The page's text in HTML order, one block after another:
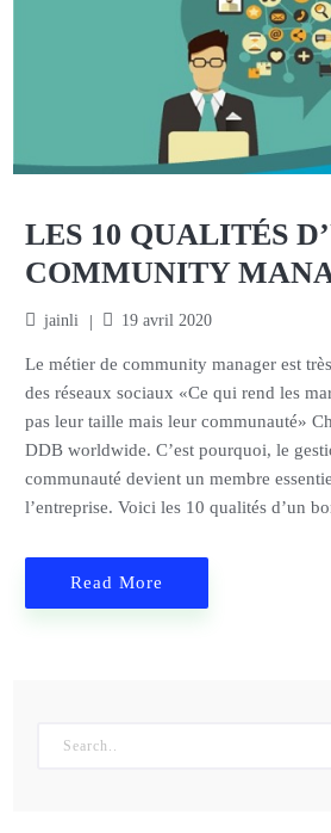
LES 10 QUALITÉS
COMMUNITY
jainli 19 avril 2020
Le métier de community manager est
des réseaux sociaux «Ce qui rend les
pas leur taille mais leur communauté»
DDB worldwide. C’est pourquoi, le
communauté devient un membre
l’entreprise. Voici les 10 qualités d’un
Read More